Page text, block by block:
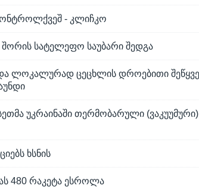
- კლიჩკო
შორის სატელეფო საუბარი შედგა
ლოკალურად ცეცხლის დროებითი
უკრაინაში თერმობარული
ხსნის
480 რაკეტა ესროლა